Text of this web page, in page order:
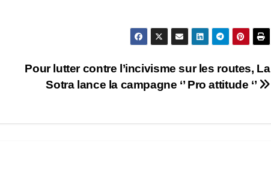
Pour lutter contre l’incivisme sur les routes, La
Sotra lance la campagne ‘’ Pro attitude ‘’